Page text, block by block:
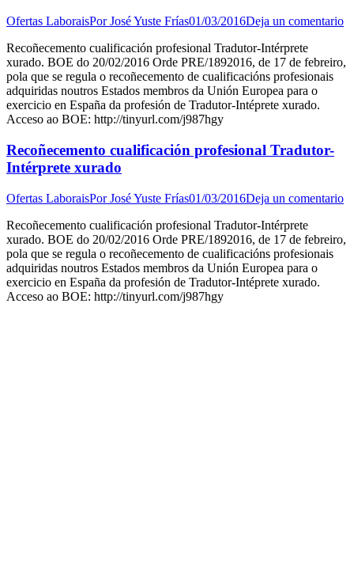
Ofertas LaboraisPorJosé Yuste Frías01/03/2016Deja un comentario
Recoñecemento cualificación profesional Tradutor-Intérprete
xurado. BOE do 20/02/2016 Orde PRE/1892016, de 17 de febreiro,
pola que se regula o recoñecemento de cualificacións profesionais
adquiridas noutros Estados membros da Unión Europea para o
exercicio en España da profesión de Tradutor-Intéprete xurado.
Acceso ao BOE: http://tinyurl.com/j987hgy
Recoñecemento cualificación profesional Tradutor-
Intérprete xurado
Ofertas LaboraisPorJosé Yuste Frías01/03/2016Deja un comentario
Recoñecemento cualificación profesional Tradutor-Intérprete
xurado. BOE do 20/02/2016 Orde PRE/1892016, de 17 de febreiro,
pola que se regula o recoñecemento de cualificacións profesionais
adquiridas noutros Estados membros da Unión Europea para o
exercicio en España da profesión de Tradutor-Intéprete xurado.
Acceso ao BOE: http://tinyurl.com/j987hgy